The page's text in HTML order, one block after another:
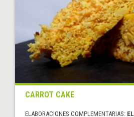
CARROT CAKE
ELABORACIONES COMPLEMENTARIAS: